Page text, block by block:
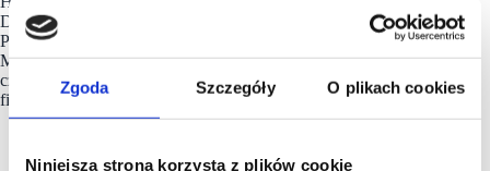
Zgoda Szczegóły O plikach cookies
Niniejsza strona korzysta z plików cookie
Douglas, Smyk, Intersport, 4F, Outhorn, Adidas, New Balance,
Puma, Sizeer, 50 Style, W.KRUK, Vision Express, Fielmann,
Media Expert, iSpot, Pepco, KFC, Kraina Serów, So Coffee
czy North Fish. Do dyspozycji Klientów jest również klub
fitness Fabryka Formy.